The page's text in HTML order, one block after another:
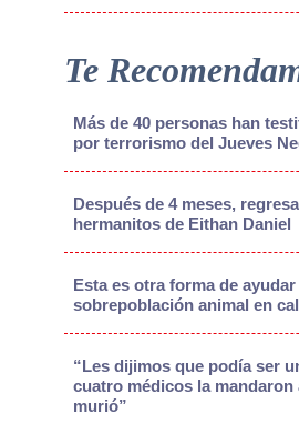
Te
Más de 40 personas han
por terrorismo del Jueves
Después de 4 meses,
hermanitos de Eithan Daniel
Esta es otra forma de
sobrepoblación animal en
“Les dijimos que podía ser
cuatro médicos la mandaron
murió”